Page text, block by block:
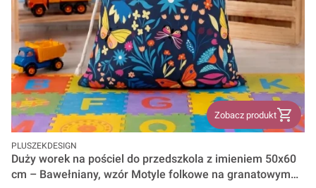
Zobacz produkt
PRODUCENT
PLUSZEKDESIGN
Duży worek na pościel do przedszkola z imieniem 50x60
cm – Bawełniany, wzór Motyle folkowe na granatowym